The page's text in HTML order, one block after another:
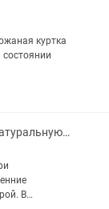
куртка
Мужскую кожаную натуральную зимнюю куртку
В